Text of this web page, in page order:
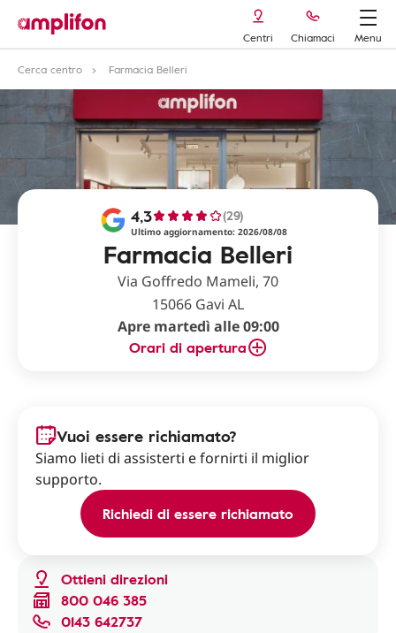
Centri Chiamaci
Menu
Cerca centro
Farmacia Belleri
Farmacia Belleri
4,3 (29)
Ultimo aggiornamento: 2026/08/08
Via Goffredo Mameli, 70
15066 Gavi AL
Apre martedì alle 09:00
Orari di apertura
Ottieni direzioni
800 046 385
0143 642737
Vuoi essere richiamato?
Siamo lieti di assisterti e fornirti il miglior
supporto.
Richiedi di essere richiamato